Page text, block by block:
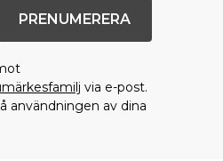
PRENUMERERA
via e-post.
användningen av dina